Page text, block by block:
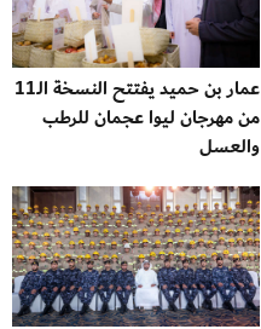
عمار بن حميد يفتتح النسخة الـ11
من مهرجان ليوا عجمان للرطب
والعسل